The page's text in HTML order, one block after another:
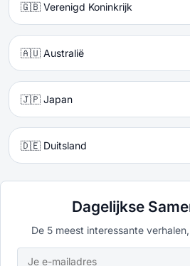
🇬🇧 Verenigd Koninkrijk
🇦🇺 Australië
🇯🇵 Japan
🇩🇪 Duitsland
Dagelijkse
De 5 meest interessante